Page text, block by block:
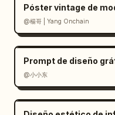
izquierda",
        "role": "nota de personalidad 2",
        "text": "Ligereza + Confianza = Aura
refrescante"
      },
      {
        "position": "parte inferior
Póster vintage de
@楊哥 | Yang Onchain
Prompt de diseño
@小小东